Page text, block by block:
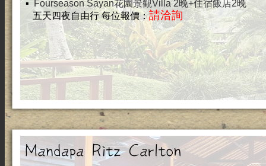
▪
Fourseason Sayan花園景觀Villa 2晚+住宿飯店2晚
五天四夜自由行 每位報價：請洽詢